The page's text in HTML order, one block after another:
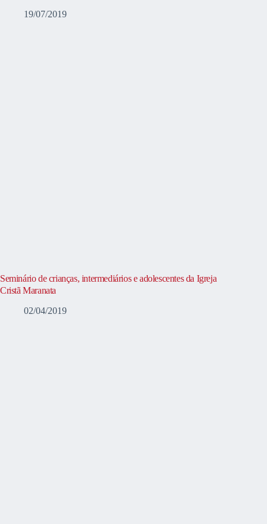
19/07/2019
Seminário de crianças, intermediários e adolescentes da Igreja
Cristã Maranata
02/04/2019